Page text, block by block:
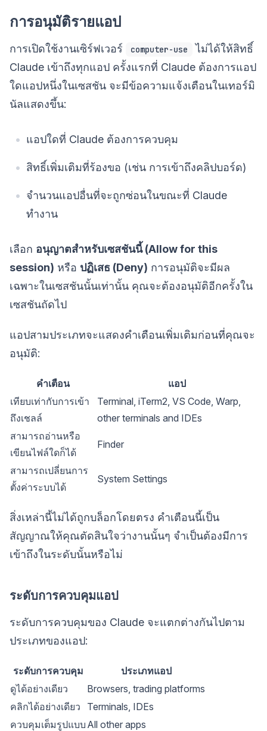
การอนุมัติรายแอป
การเปิดใช้งานเซิร์ฟเวอร์ computer-use
ไม่ได้ให้สิทธิ์
Claude เข้าถึงทุกแอป ครั้งแรกที่ Claude ต้องการแอป
ใดแอปหนึ่งในเซสชัน จะมีข้อความแจ้งเตือนในเทอร์มิ
นัลแสดงขึ้น:
แอปใดที่ Claude ต้องการควบคุม
สิทธิ์เพิ่มเติมที่ร้องขอ (เช่น การเข้าถึงคลิปบอร์ด)
จำนวนแอปอื่นที่จะถูกซ่อนในขณะที่ Claude
ทำงาน
เลือก อนุญาตสำหรับเซสชันนี้ (Allow for this
session) หรือ ปฏิเสธ (Deny) การอนุมัติจะมีผล
เฉพาะในเซสชันนั้นเท่านั้น คุณจะต้องอนุมัติอีกครั้งใน
เซสชันถัดไป
แอปสามประเภทจะแสดงคำเตือนเพิ่มเติมก่อนที่คุณจะ
อนุมัติ:
คำเตือน
แอป
เทียบเท่ากับการเข้า
ถึงเชลล์
Terminal, iTerm2, VS Code, Warp,
other terminals and IDEs
สามารถอ่านหรือ
เขียนไฟล์ใดก็ได้
Finder
สามารถเปลี่ยนการ
ตั้งค่าระบบได้
System Settings
สิ่งเหล่านี้ไม่ได้ถูกบล็อกโดยตรง คำเตือนนี้เป็น
สัญญาณให้คุณตัดสินใจว่างานนั้นๆ จำเป็นต้องมีการ
เข้าถึงในระดับนั้นหรือไม่
ระดับการควบคุมแอป
ระดับการควบคุมของ Claude จะแตกต่างกันไปตาม
ประเภทของแอป:
ระดับการควบคุม
ประเภทแอป
ดูได้อย่างเดียว
Browsers, trading platforms
คลิกได้อย่างเดียว
Terminals, IDEs
ควบคุมเต็มรูปแบบ All other apps